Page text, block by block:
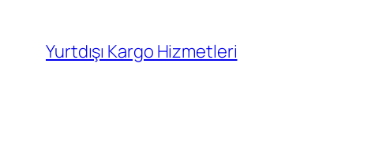
Yurtdışı Kargo Hizmetleri